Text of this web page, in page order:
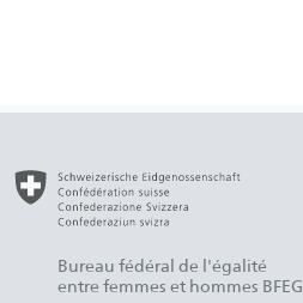
Bureau fédéral de l'égalité
entre femmes et hommes BFEG